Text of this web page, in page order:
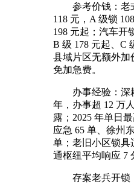
参考价钱：老
118 元，A 级锁
198 元起；汽车开
B 级 178 元起、C
县域片区无额外加
免加急费。
办事经验：深
年，办事超 12 万
露；2025 年单日
应急 65 单、徐州
单；老旧小区锁具
通枢纽平均响应 7
存案老兵开锁